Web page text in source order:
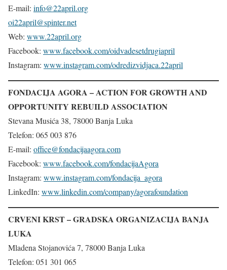
E-mail: info@22april.org
oi22april@spinter.net
Web: www.22april.org
Facebook: www.facebook.com/oidvadesetdrugiapril
Instagram: www.instagram.com/odredizvidjaca.22april
FONDACIJA AGORA – ACTION FOR GROWTH AND
OPPORTUNITY REBUILD ASSOCIATION
Stevana Musića 38, 78000 Banja Luka
Telefon: 065 003 876
E-mail: office@fondacijaagora.com
Facebook: www.facebook.com/fondacijaAgora
Instagram: www.instagram.com/fondacija_agora
LinkedIn: www.linkedin.com/company/agorafoundation
CRVENI KRST – GRADSKA ORGANIZACIJA BANJA
LUKA
Mladena Stojanovića 7, 78000 Banja Luka
Telefon: 051 301 065